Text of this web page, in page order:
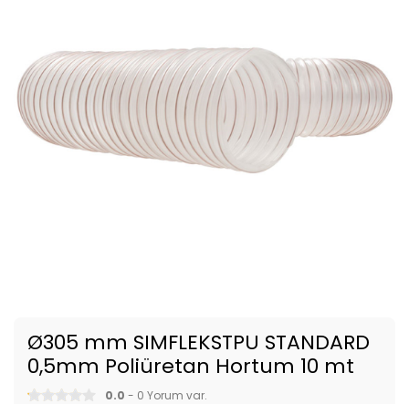
Ø305 mm SIMFLEKSTPU STANDARD
0,5mm Poliüretan Hortum 10 mt
0.0 - 0 Yorum var.